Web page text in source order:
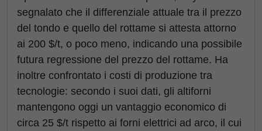
segnalato che il differenziale attuale tra il prezzo
del tondo e quello del rottame si attesta attorno
ai 200 $/t, o poco meno, indicando una possibile
futura regressione del prezzo del rottame. Ha
inoltre confrontato i costi di produzione tra
tecnologie: secondo i suoi dati, gli altiforni
mantengono oggi un vantaggio economico di
circa 25 $/t rispetto ai forni elettrici ad arco, il cui